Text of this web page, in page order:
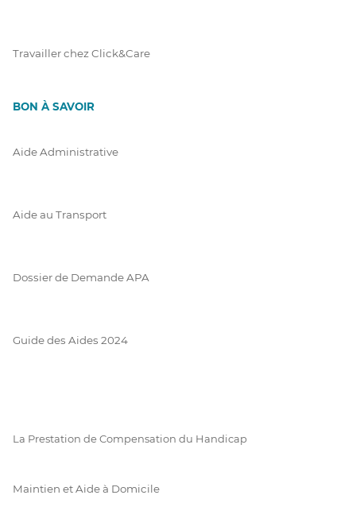
Travailler chez Click&Care
BON À SAVOIR
Aide Administrative
Aide au Transport
Dossier de Demande APA
Guide des Aides 2024
La Prestation de Compensation du Handicap
Maintien et Aide à Domicile